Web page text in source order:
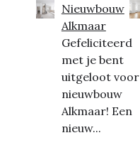
Nieuwbouw
Alkmaar
Gefeliciteerd
met je bent
uitgeloot voor
nieuwbouw
Alkmaar! Een
nieuw...